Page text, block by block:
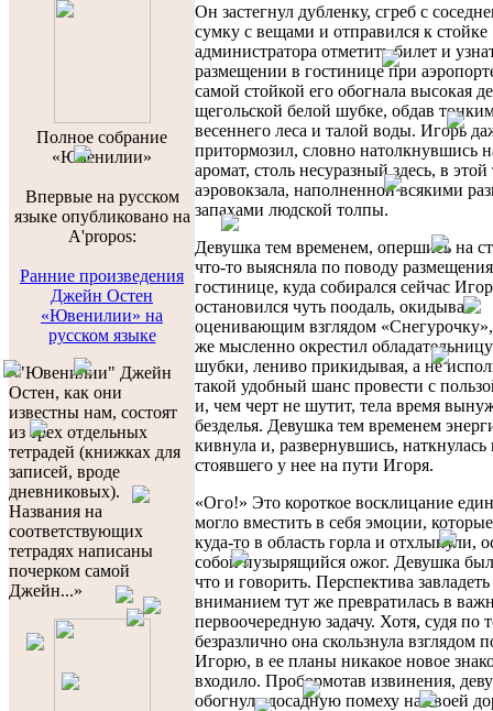
Полноe собраниe
«Ювенилии»
Впервые на русском
языке опубликовано на
A'propos:
Ранние произведения
Джейн Остен
«Ювенилии» на
русском языке
«"Ювенилии" Джейн
Остен, как они
известны нам, состоят
из трех отдельных
тетрадей (книжках для
записей, вроде
дневниковых).
Названия на
соответствующих
тетрадях написаны
почерком самой
Джейн...»
Он застегнул дубленку, сгреб с
сумку с вещами и отправился к стойке
администратора отметить билет и
размещении в гостинице при
самой стойкой его обогнала высокая
щегольской белой шубке, обдав
весеннего леса и талой воды. Игорь
притормозил, словно натолкнувшись
аромат, столь несуразный здесь, в этой
аэровокзала, наполненной всякими
запахами людской толпы.
Девушка тем временем, опершись на
что-то выясняла по поводу
гостинице, куда собирался сейчас
остановился чуть поодаль, окидывая
оценивающим взглядом
же мысленно окрестил
шубки, лениво прикидывая, а не
такой удобный шанс провести с
и, чем черт не шутит, тела время
безделья. Девушка тем временем
кивнула и, развернувшись, наткнулась
стоявшего у нее на пути Игоря.
«Ого!» Это короткое восклицание
могло вместить в себя эмоции,
куда-то в область горла и отхлынули,
собой пузырящийся ожог. Девушка
что и говорить. Перспектива завладеть
вниманием тут же превратилась в
первоочередную задачу. Хотя, судя по
безразлично она скользнула взглядом
Игорю, в ее планы никакое новое
входило. Пробормотав извинения,
обогнула досадную помеху на своей